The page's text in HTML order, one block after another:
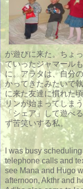
が遊びに来た。ちょ
ていったジャマール
に。アラタは、自分
かってきたみたいで
に来た友達に慣れた
リンが始まってしま
「シェア」して遊べ
ず苦笑いする私。
I was busy
telephone calls and
see Mana and Hugo
afternoon, Akthr and